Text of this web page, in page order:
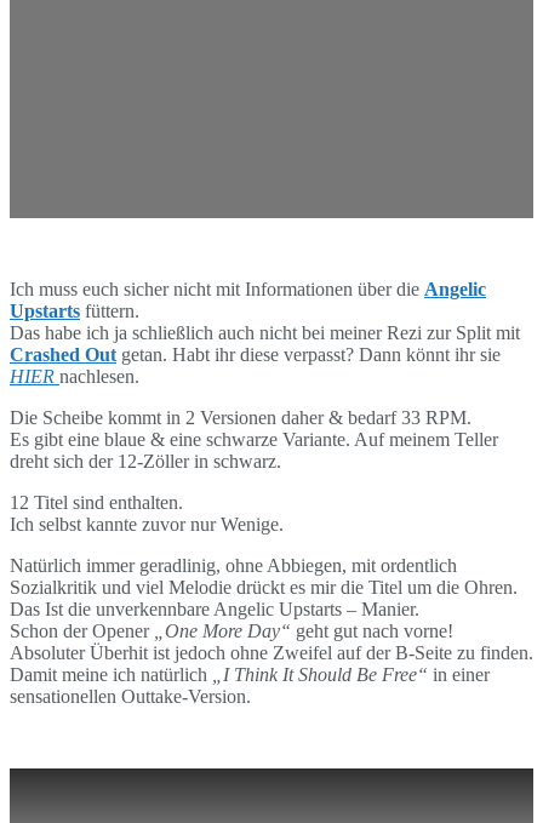
Ich muss euch sicher nicht mit Informationen über die Angelic
Upstarts füttern.
Das habe ich ja schließlich auch nicht bei meiner Rezi zur Split mit
Crashed Out getan. Habt ihr diese verpasst? Dann könnt ihr sie
HIER nachlesen.
Die Scheibe kommt in 2 Versionen daher & bedarf 33 RPM.
Es gibt eine blaue & eine schwarze Variante. Auf meinem Teller
dreht sich der 12-Zöller in schwarz.
12 Titel sind enthalten.
Ich selbst kannte zuvor nur Wenige.
Natürlich immer geradlinig, ohne Abbiegen, mit ordentlich
Sozialkritik und viel Melodie drückt es mir die Titel um die Ohren.
Das Ist die unverkennbare Angelic Upstarts – Manier.
Schon der Opener„One More Day“ geht gut nach vorne!
Absoluter Überhit ist jedoch ohne Zweifel auf der B-Seite zu finden.
Damit meine ich natürlich
„I Think It Should Be Free“ in einer
sensationellen Outtake-Version.